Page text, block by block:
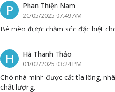
P Phan Thiện Nam
20/05/2025 07:49 AM
Bé mèo được chăm sóc đặc biệt
H Hà Thanh Thảo
01/02/2025 03:24 PM
Chó nhà mình được cắt tỉa lông,
chất lượng.